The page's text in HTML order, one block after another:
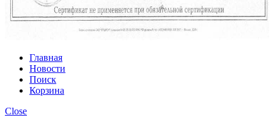
Главная
Новости
Поиск
Корзина
Close